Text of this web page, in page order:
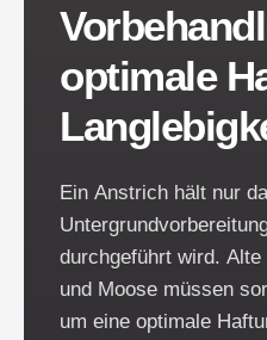
optimale
Ein Anstrich hält nur
durchgeführt wird.
und Moose müssen
um eine optimale